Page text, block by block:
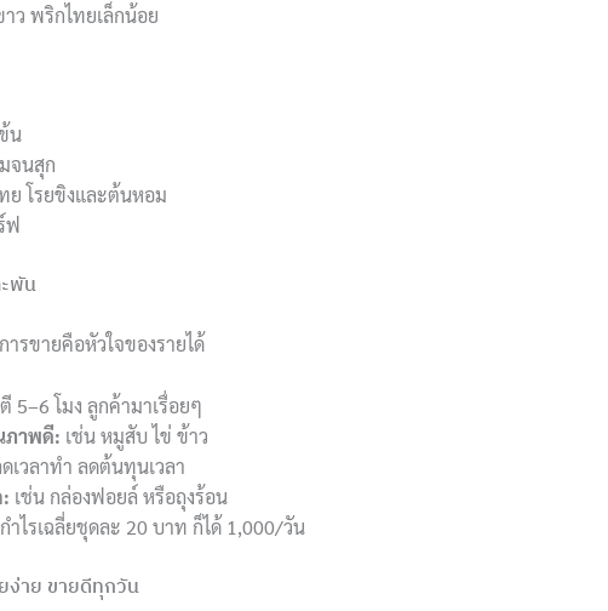
ว พริกไทยเล็กน้อย
น
จนสุก
ย โรยขิงและต้นหอม
ฟ
ะพัน
รขายคือหัวใจของรายได้
5–6 โมง ลูกค้ามาเรื่อยๆ
ภาพดี: เช่น หมูสับ ไข่ ข้าว
เวลาทำ ลดต้นทุนเวลา
เช่น กล่องฟอยล์ หรือถุงร้อน
กำไรเฉลี่ยชุดละ 20 บาท ก็ได้ 1,000/วัน
ง่าย ขายดีทุกวัน